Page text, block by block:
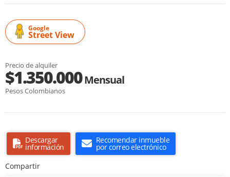
Google
Street View
Precio de alquiler
$1.350.000Mensual
Pesos Colombianos
Descargar
información
Recomendar inmueble
por correo electrónico
Compartir